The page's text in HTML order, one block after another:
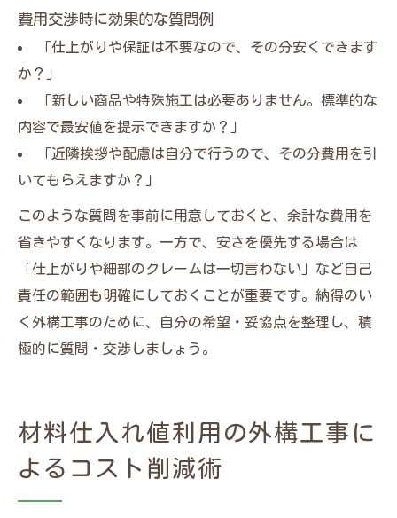
費用交渉時に効果的な質問例
「仕上がりや保証は不要なので、その分安くできます
か？」
「新しい商品や特殊施工は必要ありません。標準的な
内容で最安値を提示できますか？」
「近隣挨拶や配慮は自分で行うので、その分費用を引
いてもらえますか？」
このような質問を事前に用意しておくと、余計な費用を
省きやすくなります。一方で、安さを優先する場合は
「仕上がりや細部のクレームは一切言わない」など自己
責任の範囲も明確にしておくことが重要です。納得のい
く外構工事のために、自分の希望・妥協点を整理し、積
極的に質問・交渉しましょう。
材料仕入れ値利用の外構工事に
よるコスト削減術